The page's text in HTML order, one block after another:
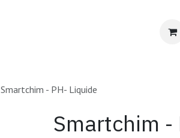
Contactez-nous
Smartchim - PH- Liquide
Smartchim -